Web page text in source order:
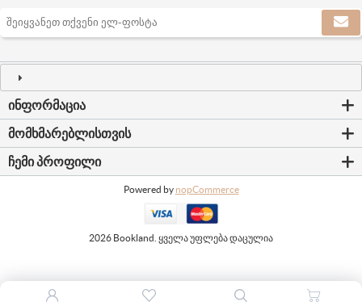
ᲘᲜᲤᲝᲠᲛᲐᲪᲘᲐ
ᲛᲝᲛᲮᲛᲐᲠᲔᲑᲚᲘᲡᲗᲕᲘᲡ
ᲩᲔᲛᲘ ᲞᲠᲝᲤᲘᲚᲘ
Powered by nopCommerce
2026 Bookland. ყველა უფლება დაცულია